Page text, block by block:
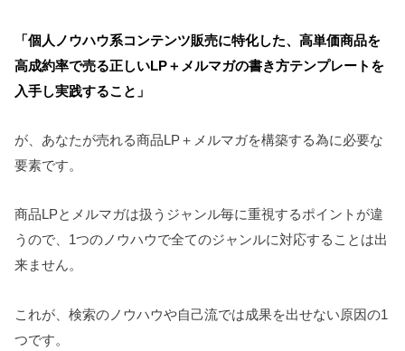
「個人ノウハウ系コンテンツ販売に特化した、高単価商品を
高成約率で売る正しいLP＋メルマガの書き方テンプレートを
入手し実践すること」
が、あなたが売れる商品LP＋メルマガを構築する為に必要な
要素です。
商品LPとメルマガは扱うジャンル毎に重視するポイントが違
うので、1つのノウハウで全てのジャンルに対応することは出
来ません。
これが、検索のノウハウや自己流では成果を出せない原因の1
つです。